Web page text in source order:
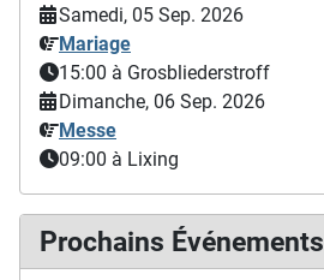
Samedi, 05 Sep. 2026
Mariage
15:00 à Grosbliederstroff
Dimanche, 06 Sep. 2026
Messe
09:00 à Lixing
Prochains Événements